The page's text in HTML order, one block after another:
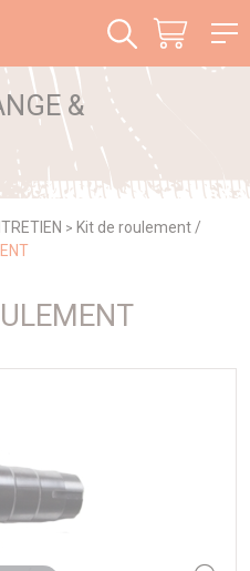
&
> Kit de roulement /